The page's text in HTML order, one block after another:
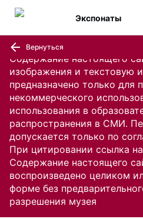
Содержание настоящего
изображения и текстовую
предназначено только для
некоммерческого
использования в
распространения в СМИ.
допускается только по
При цитировании ссылка на
Содержание настоящего
воспроизведено целиком
форме без
разрешения музея
Экспонаты
Вернуться